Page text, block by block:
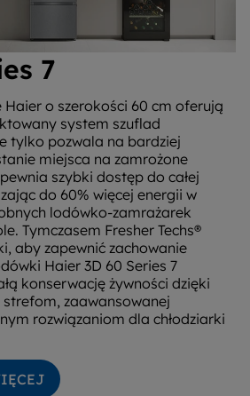
7
o szerokości 60 cm oferują
system szuflad
tylko pozwala na bardziej
miejsca na zamrożone
szybki dostęp do całej
do 60% więcej energii w
lodówko-zamrażarek
Tymczasem Fresher Techs®
aby zapewnić zachowanie
Haier 3D 60 Series 7
konserwację żywności dzięki
zaawansowanej
rozwiązaniom dla chłodziarki